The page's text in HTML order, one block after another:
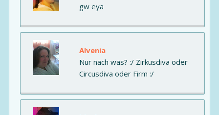
gw eya
Alvenia
Nur nach was? :/ Zirkusdiva oder
Circusdiva oder Firm :/